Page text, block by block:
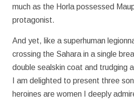
much as the Horla possessed
protagonist.
And yet, like a superhuman
crossing the Sahara in a single
double sealskin coat and trudging
I am delighted to present three
heroines are women I deeply